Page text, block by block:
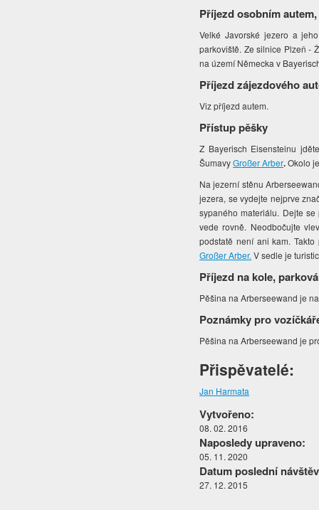
Příjezd osobním
Velké Javorské jezero a
parkoviště. Ze silnice Plzeň -
na území Německa v
Příjezd zájezdového
Viz příjezd autem.
Přístup pěšky
Z Bayerisch Eisensteinu
ŠumavyGroßer Arber.Okolo
Na jezerní stěnu
jezera, se vydejte nejprve
sypaného materiálu. Dejte
vede rovně. Neodbočujte
podstatě není ani kam.
Großer Arber. V sedle je
Příjezd na kole,
Pěšina na Arberseewand je
Poznámky pro
Pěšina na Arberseewand je
Přispěvatelé:
Jan Harmata
Vytvořeno:
08. 02. 2016
Naposledy upraveno:
05. 11. 2020
Datum poslední
27. 12. 2015